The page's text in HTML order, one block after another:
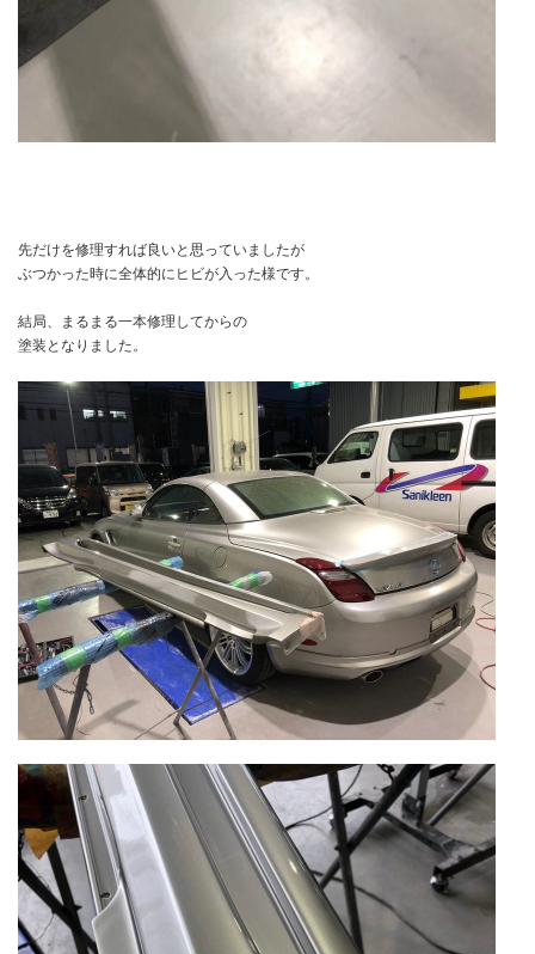
先だけを修理すれば良いと思っていましたが
ぶつかった時に全体的にヒビが入った様です。
結局、まるまる一本修理してからの
塗装となりました。